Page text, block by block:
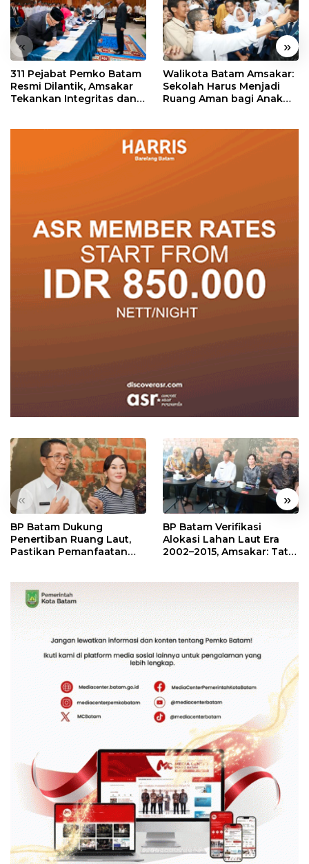
« »
311 Pejabat Pemko Batam
Resmi Dilantik, Amsakar
Tekankan Integritas dan
Walikota Batam Amsakar:
Sekolah Harus Menjadi
Ruang Aman bagi Anak
« »
BP Batam Dukung
Penertiban Ruang Laut,
Pastikan Pemanfaatan
BP Batam Verifikasi
Alokasi Lahan Laut Era
2002–2015, Amsakar: Tata